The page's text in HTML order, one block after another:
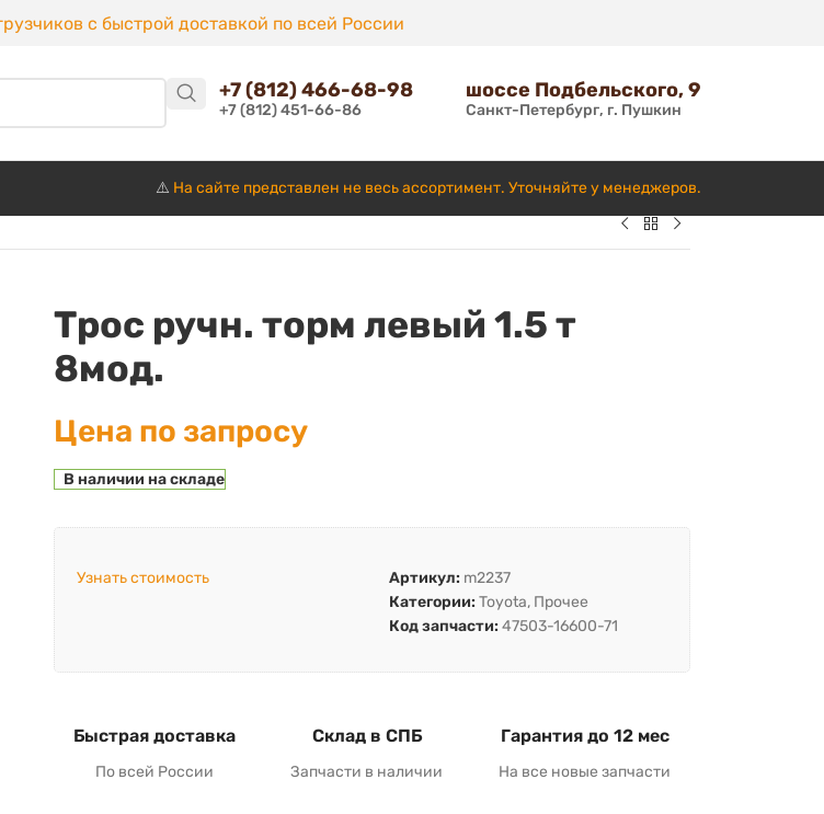
с быстрой доставкой по всей России
+7 (812) 466-68-98
+7 (812) 451-66-86
шоссе Подбельского, 9
Санкт-Петербург, г. Пушкин
⚠️ На сайте представлен не весь ассортимент. Уточняйте у менеджеров.
Трос ручн. торм левый 1.5 т
8мод.
Цена по запросу
В наличии на складе
Узнать стоимость Артикул: m2237
Категории: Toyota, Прочее
Код запчасти: 47503-16600-71
Быстрая доставка
По всей России
Склад в СПБ
Запчасти в наличии
Гарантия до 12 мес
На все новые запчасти